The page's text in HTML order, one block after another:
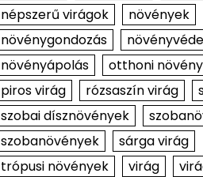
népszerű virágok
növények
növénygondozás
növényápolás
otthoni
piros virág
rózsaszín virág
szobai dísznövények
szobanövények
sárga virág
trópusi növények
virág